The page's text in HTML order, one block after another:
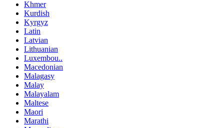
Khmer
Kurdish
Kyrgyz
Latin
Latvian
Lithuanian
Luxembou..
Macedonian
Malagasy
Malay
Malayalam
Maltese
Maori
Marathi